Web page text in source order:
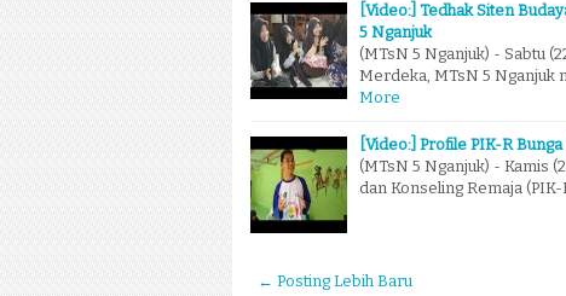
[Video:] Tedhak Siten
5 Nganjuk
(MTsN 5 Nganjuk) - Sabtu
Merdeka, MTsN 5 Nganjuk
More
[Video:] Profile PIK-R
(MTsN 5 Nganjuk) - Kamis
dan Konseling Remaja
← Posting Lebih Baru